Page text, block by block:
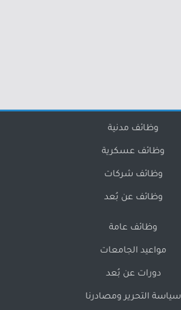
وظائف مدنية
وظائف عسكرية
وظائف شركات
وظائف عن بُعد
وظائف عامة
مواعيد الجامعات
دورات عن بُعد
سياسة التحرير ومصادرنا